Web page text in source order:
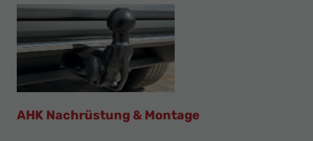
AHK Nachrüstung & Montage